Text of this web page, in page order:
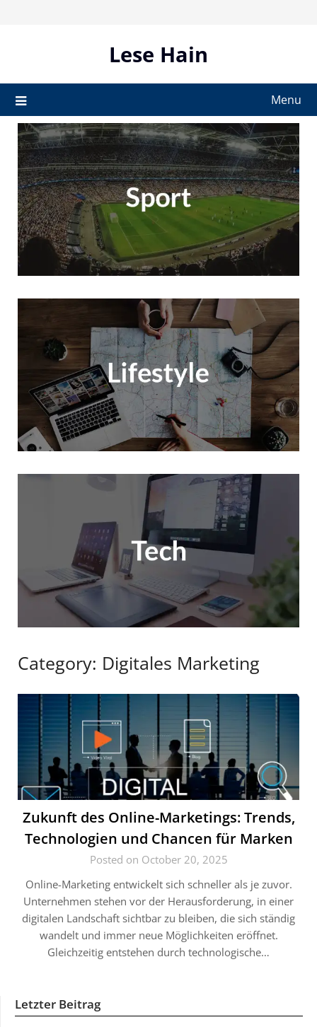
Lese Hain
Menu
Category: Digitales Marketing
Zukunft des Online-Marketings: Trends,
Technologien und Chancen für Marken
Posted on October 20, 2025
Online-Marketing entwickelt sich schneller als je zuvor.
Unternehmen stehen vor der Herausforderung, in einer
digitalen Landschaft sichtbar zu bleiben, die sich ständig
wandelt und immer neue Möglichkeiten eröffnet.
Gleichzeitig entstehen durch technologische…
Letzter Beitrag